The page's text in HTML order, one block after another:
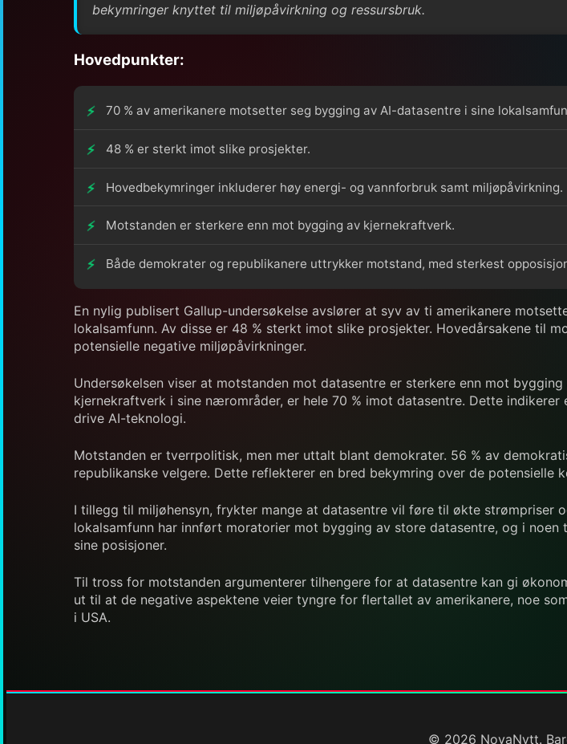
bekymringer knyttet til miljøpåvirkning og ressursbruk.
Hovedpunkter:
70 % av amerikanere motsetter seg bygging av AI-datasentre i sine
48 % er sterkt imot slike prosjekter.
Hovedbekymringer inkluderer høy energi- og vannforbruk samt miljøpåvirkning.
Motstanden er sterkere enn mot bygging av kjernekraftverk.
Både demokrater og republikanere uttrykker motstand, med sterkest
En nylig publisert Gallup-undersøkelse avslører at syv av ti amerikanere
lokalsamfunn. Av disse er 48 % sterkt imot slike prosjekter. Hovedårsakene til
potensielle negative miljøpåvirkninger.
Undersøkelsen viser at motstanden mot datasentre er sterkere enn mot
kjernekraftverk i sine nærområder, er hele 70 % imot datasentre. Dette
drive AI-teknologi.
Motstanden er tverrpolitisk, men mer uttalt blant demokrater. 56 % av
republikanske velgere. Dette reflekterer en bred bekymring over de potensielle
I tillegg til miljøhensyn, frykter mange at datasentre vil føre til økte strømpriser
lokalsamfunn har innført moratorier mot bygging av store datasentre, og i
sine posisjoner.
Til tross for motstanden argumenterer tilhengere for at datasentre kan gi
ut til at de negative aspektene veier tyngre for flertallet av amerikanere, noe
i USA.
© 2026 NovaNytt.